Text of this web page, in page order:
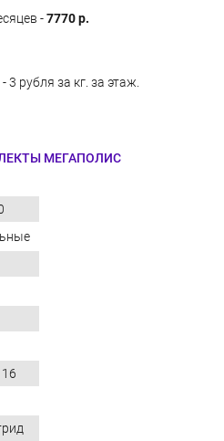
-7770 р.
3 рубля за кг. за этаж.
МЕГАПОЛИС